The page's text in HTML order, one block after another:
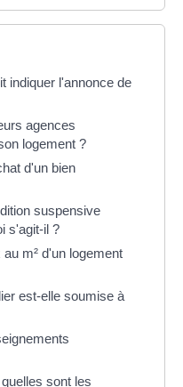
indiquer l'annonce de
agences
logement ?
d'un bien
suspensive
s'agit-il ?
m² d'un logement
est-elle soumise à
sont les